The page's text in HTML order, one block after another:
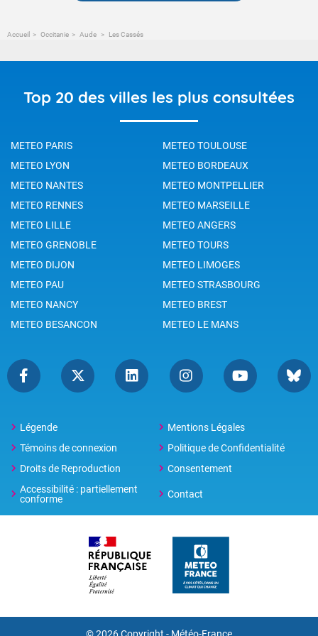
Accueil Occitanie Aude Les Cassés
Top 20 des villes les plus consultées
METEO PARIS
METEO TOULOUSE
METEO LYON
METEO BORDEAUX
METEO NANTES
METEO MONTPELLIER
METEO RENNES
METEO MARSEILLE
METEO LILLE
METEO ANGERS
METEO GRENOBLE
METEO TOURS
METEO DIJON
METEO LIMOGES
METEO PAU
METEO STRASBOURG
METEO NANCY
METEO BREST
METEO BESANCON
METEO LE MANS
Légende
Mentions Légales
Témoins de connexion
Politique de Confidentialité
Droits de Reproduction
Consentement
Accessibilité : partiellement
conforme
Contact